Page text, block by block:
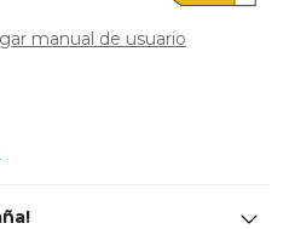
manual de usuario